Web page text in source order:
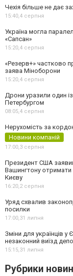
Чехія більше не дає
15:40,4 серпня
Україна могла
«Сапсан»
15:20,4 серпня
«Резерв+» частково
заява Міноборони
15:20,4 серпня
Дрони уразили один
Петербургом
08:05,4 серпня
Нерухомість за
Новини компаній
17:00,3 серпня
Президент США
Вашингтону отримати
Києву
16:20,2 серпня
Уряд схвалив
посилки
17:00,31 липня
Зміни для українців
незаконний виїзд
15:15,31 липня
Рубрики новин